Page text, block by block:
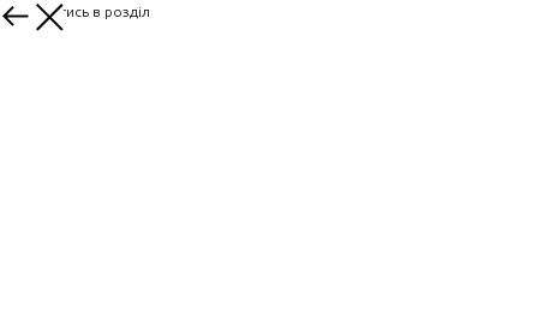
Повернутись в розділ